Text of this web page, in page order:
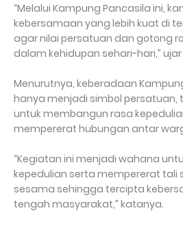
“Melalui Kampung Pancasila ini,
kebersamaan yang lebih kuat di
agar nilai persatuan dan gotong
dalam kehidupan sehari-hari,” ujar
Menurutnya, keberadaan
hanya menjadi simbol persatuan,
untuk membangun rasa
mempererat hubungan antar
“Kegiatan ini menjadi wahana
kepedulian serta mempererat tali
sesama sehingga tercipta
tengah masyarakat,” katanya.